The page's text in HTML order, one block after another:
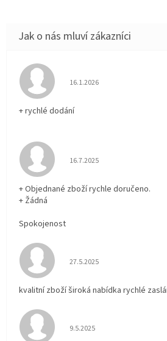
Hodnocení obchodu je 5 z
16.1.2026
+ rychlé dodání
Hodnocení obchodu je 5 z
16.7.2025
+ Objednané zboží rychle doručeno.
+ Žádná
Spokojenost
Hodnocení obchodu je 5 z
27.5.2025
kvalitní zboží široká nabídka rychlé
Hodnocení obchodu je 5 z
9.5.2025